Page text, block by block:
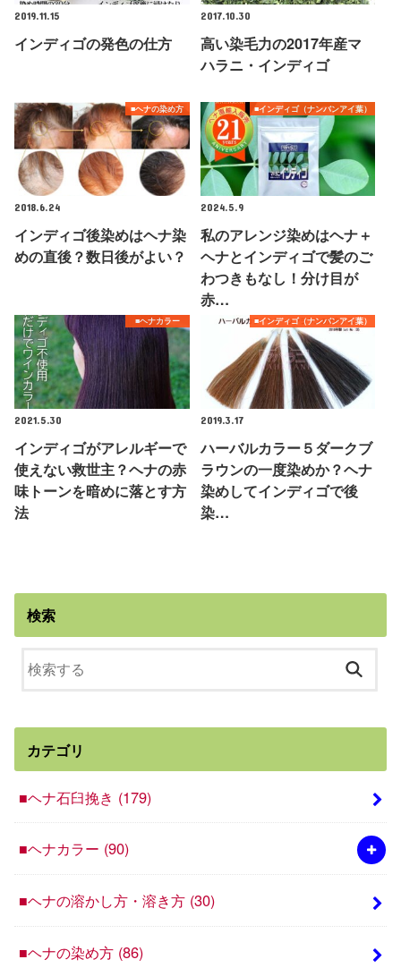
2019.11.15
インディゴの発色の仕方
2017.10.30
高い染毛力の2017年産マ
ハラニ・インディゴ
■ヘナの染め方
2018.6.24
インディゴ後染めはヘナ染
めの直後？数日後がよい？
■インディゴ（ナンバンアイ葉）
2024.5.9
私のアレンジ染めはヘナ＋
ヘナとインディゴで髪のご
わつきもなし！分け目が
赤…
■ヘナカラー
2021.5.30
インディゴがアレルギーで
使えない救世主？ヘナの赤
味トーンを暗めに落とす方
法
■インディゴ（ナンバンアイ葉）
2019.3.17
ハーバルカラー５ダークブ
ラウンの一度染めか？ヘナ
染めしてインディゴで後
染…
検索
カテゴリ
■ヘナ石臼挽き (179)
■ヘナカラー (90)
■ヘナの溶かし方・溶き方 (30)
■ヘナの染め方 (86)